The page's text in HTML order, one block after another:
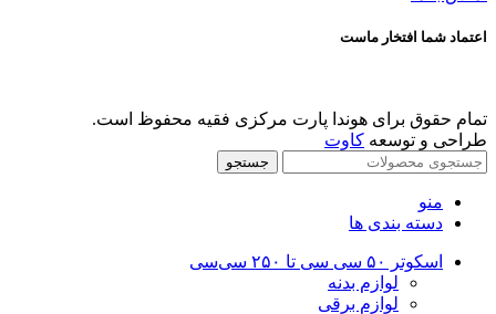
اعتماد شما افتخار ماست
تمام حقوق برای هوندا پارت مرکزی فقیه محفوظ است.
طراحی و توسعه کاوت
جستجو
منو
دسته بندی ها
اسکوتر ۵۰ سی سی تا ۲۵۰ سی‌سی
لوازم بدنه
لوازم برقی